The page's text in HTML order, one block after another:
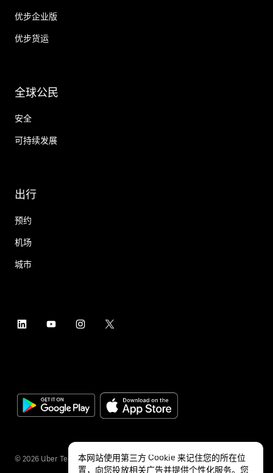
优步企业版
优步货运
全球公民
安全
可持续发展
出行
预约
机场
城市
© 2026 Uber Technologies Inc.
本网站使用第三方 Cookie 来记住您的所在位
置，向您投放相关广告并提供个性化服务。您